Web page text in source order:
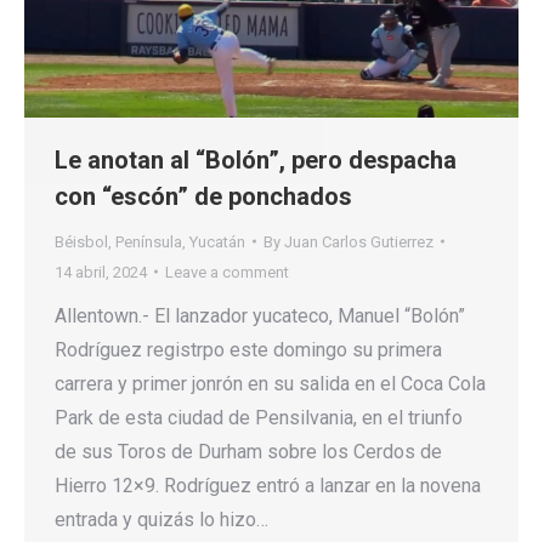
Le anotan al “Bolón”, pero despacha
con “escón” de ponchados
Béisbol Península Yucatán By Juan Carlos Gutierrez
14 abril, 2024
Leave a comment
Allentown.- El lanzador yucateco, Manuel “Bolón”
Rodríguez registrpo este domingo su primera
carrera y primer jonrón en su salida en el Coca Cola
Park de esta ciudad de Pensilvania, en el triunfo
de sus Toros de Durham sobre los Cerdos de
Hierro 12×9. Rodríguez entró a lanzar en la novena
entrada y quizás lo hizo…